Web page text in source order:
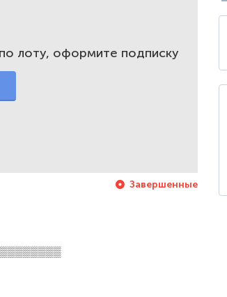
лоту, оформите подписку
Завершенные